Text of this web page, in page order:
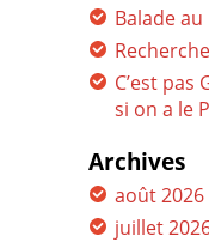
Balade
C’est
si on a le
Archives
août 2026
juillet